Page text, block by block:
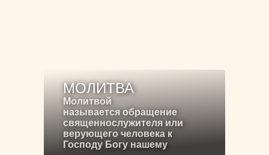
МОЛИТВА
Молитвой
называется обращение
священнослужителя или
верующего человека к
Господу Богу нашему